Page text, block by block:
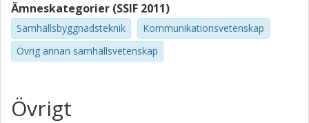
Ämneskategorier (SSIF 2011)
Samhällsbyggnadsteknik
Kommunikationsvetenskap
Övrig annan samhällsvetenskap
Övrigt